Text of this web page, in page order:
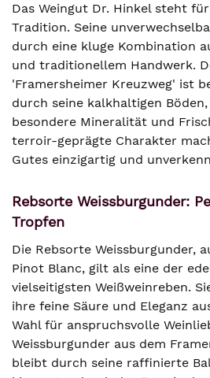
Das Weingut Dr. Hinkel steht
Tradition. Seine
durch eine kluge Kombination
und traditionellem Handwerk.
'Framersheimer Kreuzweg' ist
durch seine kalkhaltigen
besondere Mineralität und
terroir-geprägte Charakter
Gutes einzigartig und
Rebsorte Weissburgunder:
Tropfen
Die Rebsorte Weissburgunder,
Pinot Blanc, gilt als eine der
vielseitigsten Weißweinreben.
ihre feine Säure und Eleganz
Wahl für anspruchsvolle
Weissburgunder aus dem
bleibt durch seine raffinierte